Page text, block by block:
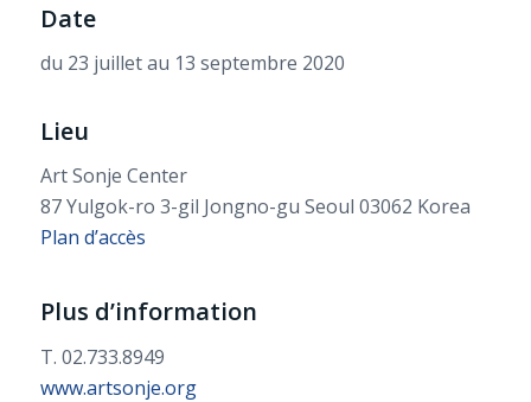
Date
du 23 juillet au 13 septembre 2020
Lieu
Art Sonje Center
87 Yulgok-ro 3-gil Jongno-gu Seoul 03062 Korea
Plan d’accès
Plus d’information
T. 02.733.8949
www.artsonje.org